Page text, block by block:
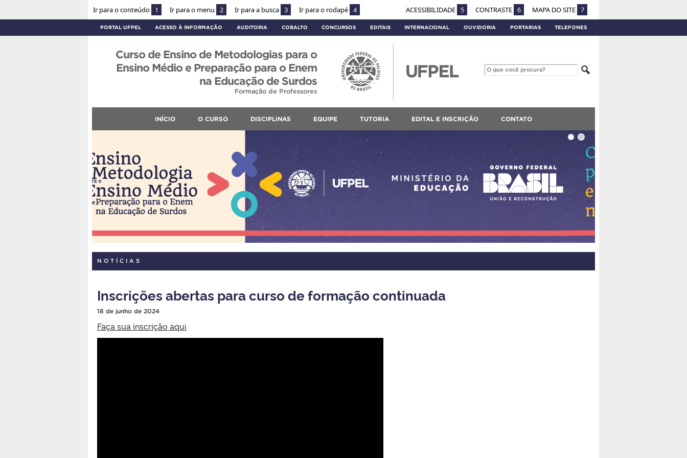
Ir para o conteúdo 1 Ir para o menu 2 Ir para a busca 3 Ir para o rodapé 4 ACESSIBILIDADE 5 CONTRASTE 6 MAPA DO SITE 7
PORTAL UFPEL ACESSO À INFORMAÇÃO AUDITORIA COBALTO CONCURSOS EDITAIS INTERNACIONAL OUVIDORIA PORTARIAS TELEFONES
Curso de Ensino de Metodologias para o
Ensino Médio e Preparação para o Enem
na Educação de Surdos
Formação de Professores
INÍCIO O CURSO DISCIPLINAS EQUIPE TUTORIA EDITAL E INSCRIÇÃO CONTATO
NOTÍCIAS
Inscrições abertas para curso de formação continuada
18 de junho de 2024
Faça sua inscrição aqui